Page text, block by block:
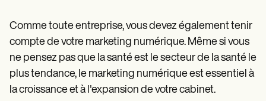
Comme toute entreprise, vous devez également tenir
compte de votre marketing numérique. Même si vous
ne pensez pas que la santé est le secteur de la santé le
plus tendance, le marketing numérique est essentiel à
la croissance et à l'expansion de votre cabinet.